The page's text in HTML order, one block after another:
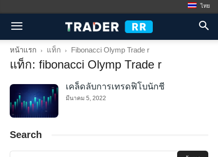
ไทย
หน้าแรก แท็ก Fibonacci Olymp Trade r
แท็ก: fibonacci Olymp Trade r
เคล็ดลับการเทรดฟิโบนักชี
มีนาคม 5, 2022
Search